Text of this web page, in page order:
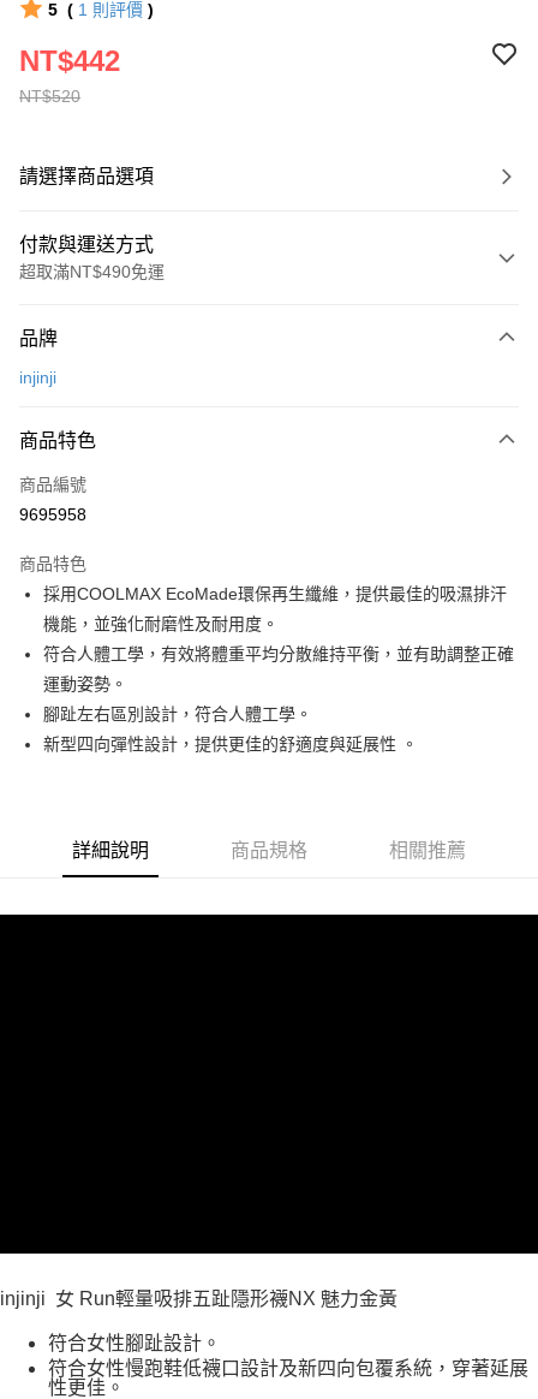
5 ( 1 則評價 )
NT$520
NT$442
請選擇商品選項
付款與運送方式
超取滿NT$490免運
信用卡一次付款
3 期 0 利率 每期
合作金庫商業銀行
上海商業儲蓄銀行
臺灣中小企業銀行
匯豐（台灣）商業銀行
華泰商業銀行
聯邦商業銀行
元大商業銀行
永豐商業銀行
玉山商業銀行
台灣樂天信用卡公司
超商取貨付款
LINE Pay
Apple Pay
ATM付款
運送方式
全家取貨付款
每筆NT$60，滿NT$490(含以上)免運費
品牌
injinji
商品特色
商品編號
9695958
商品特色
採用COOLMAX EcoMade環保再生纖維，提供最佳的吸濕排汗
機能，並強化耐磨性及耐用度。
符合人體工學，有效將體重平均分散維持平衡，並有助調整正確
運動姿勢。
腳趾左右區別設計，符合人體工學。
新型四向彈性設計，提供更佳的舒適度與延展性 。
詳細說明 商品規格 相關推薦
injinji 女 Run輕量吸排五趾隱形襪NX 魅力金黃
符合女性腳趾設計。
符合女性慢跑鞋低襪口設計及新四向包覆系統，穿著延展
性更佳。